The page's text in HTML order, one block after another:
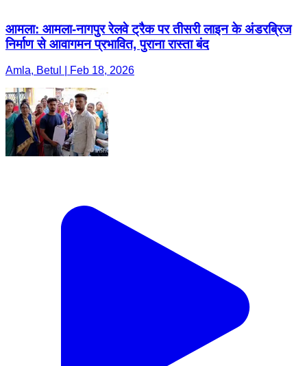
आमला: आमला-नागपुर रेलवे ट्रैक पर तीसरी लाइन के अंडरब्रिज
निर्माण से आवागमन प्रभावित, पुराना रास्ता बंद
Amla, Betul | Feb 18, 2026